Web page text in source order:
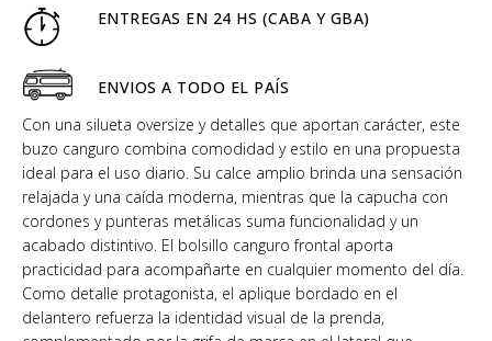
ENTREGAS EN 24 HS (CABA Y GBA)
ENVIOS A TODO EL PAÍS
Con una silueta oversize y detalles que aportan carácter, este
buzo canguro combina comodidad y estilo en una propuesta
ideal para el uso diario. Su calce amplio brinda una sensación
relajada y una caída moderna, mientras que la capucha con
cordones y punteras metálicas suma funcionalidad y un
acabado distintivo. El bolsillo canguro frontal aporta
practicidad para acompañarte en cualquier momento del día.
Como detalle protagonista, el aplique bordado en el
delantero refuerza la identidad visual de la prenda,